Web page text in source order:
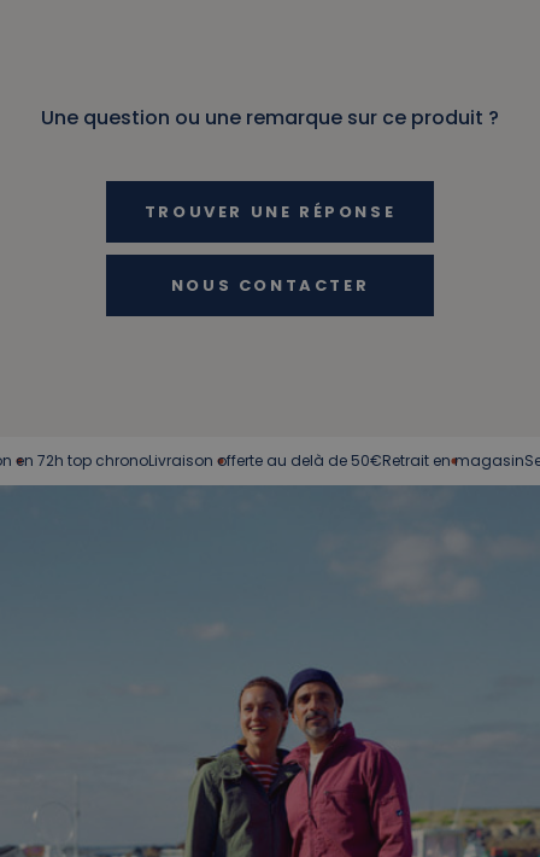
Une question ou une remarque sur ce produit ?
TROUVER UNE RÉPONSE
NOUS CONTACTER
top chronoLivraison offerte au delà de 50€Retrait en magasinService